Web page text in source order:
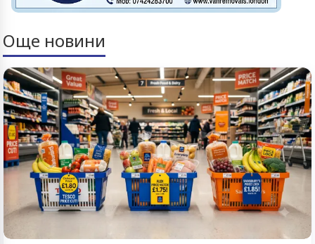
Още новини